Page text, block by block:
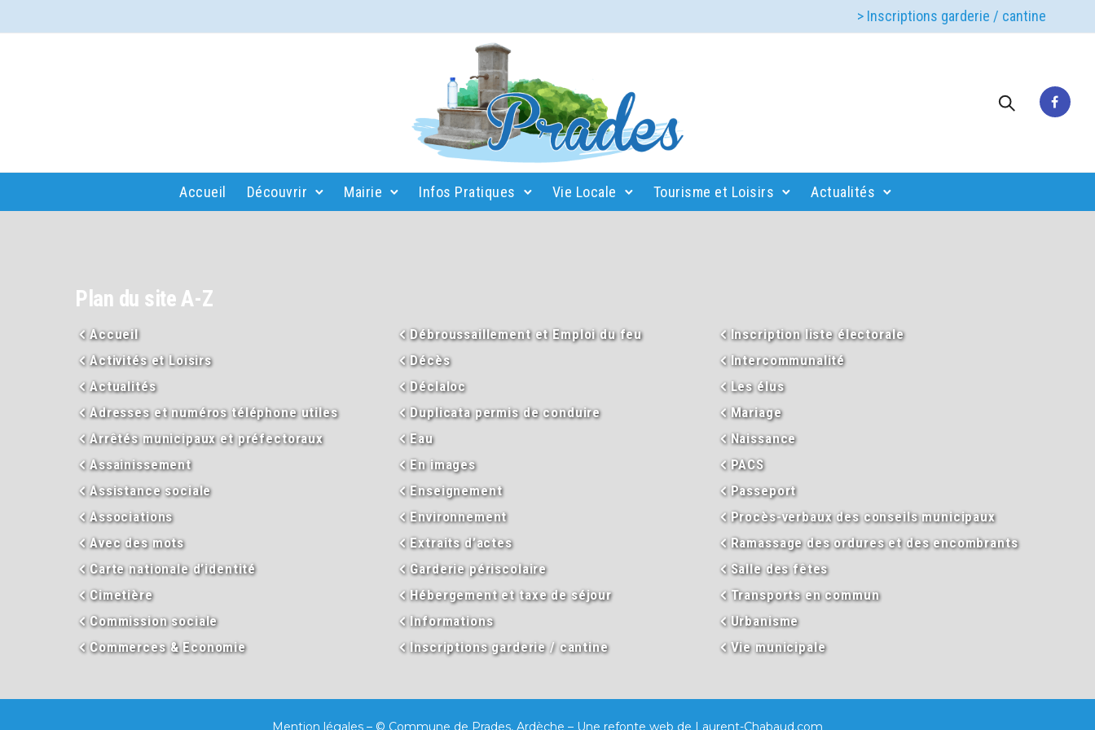
> Inscriptions garderie / cantine
Accueil Découvrir Mairie Infos Pratiques Vie Locale Tourisme et Loisirs Actualités
Plan du site A-Z
Accueil
Activités et Loisirs
Actualités
Adresses et numéros téléphone utiles
Arrêtés municipaux et préfectoraux
Assainissement
Assistance sociale
Associations
Avec des mots
Carte nationale d’identité
Cimetière
Commission sociale
Commerces & Economie
Débroussaillement et Emploi du feu
Décès
Déclaloc
Duplicata permis de conduire
Eau
En images
Enseignement
Environnement
Extraits d’actes
Garderie périscolaire
Hébergement et taxe de séjour
Informations
Inscriptions garderie / cantine
Inscription liste électorale
Intercommunalité
Les élus
Mariage
Naissance
PACS
Passeport
Procès-verbaux des conseils municipaux
Ramassage des ordures et des encombrants
Salle des fêtes
Transports en commun
Urbanisme
Vie municipale
Mention légales – © Commune de Prades, Ardèche – Une refonte web de Laurent-Chabaud.com